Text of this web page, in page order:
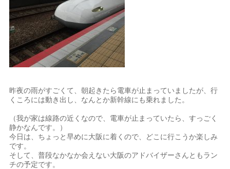
昨夜の雨がすごくて、朝起きたら電車が止まっていましたが、行
くころには動き出し、なんとか新幹線にも乗れました。
（我が家は線路の近くなので、電車が止まっていたら、すっごく
静かなんです。）
今日は、ちょっと早めに大阪に着くので、どこに行こうか楽しみ
です。
そして、普段なかなか会えない大阪のアドバイザーさんともラン
チの予定です。